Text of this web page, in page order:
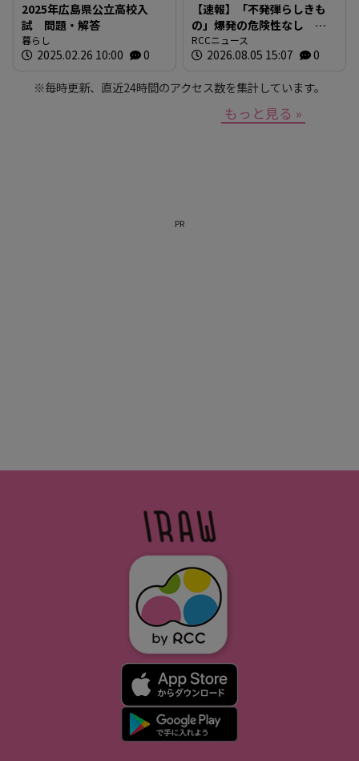
2025年広島県公立高校入
試 問題・解答
暮らし
2025.02.26 10:00 0
【速報】「不発弾らしきも
の」爆発の危険性なし シ
ロアリ駆除中の床下から約
30cmの円錐形 警察と自衛
島・安芸区
RCCニュース
2026.08.05 15:07 0
※毎時更新、直近24時間のアクセス数を集計しています。
もっと見る »
PR